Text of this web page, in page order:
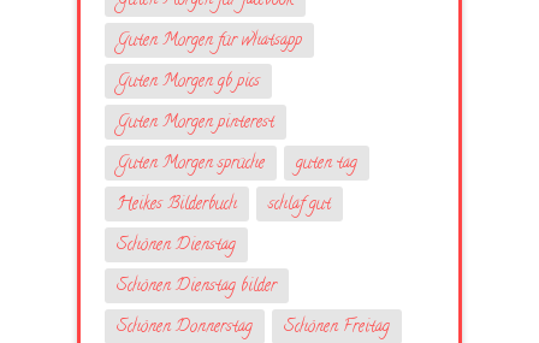
Guten Morgen für whatsapp
Guten Morgen gb pics
Guten Morgen pinterest
Guten Morgen sprüche
guten tag
Heikes Bilderbuch
schlaf gut
Schönen Dienstag
Schönen Dienstag bilder
Schönen Donnerstag
Schönen Freitag